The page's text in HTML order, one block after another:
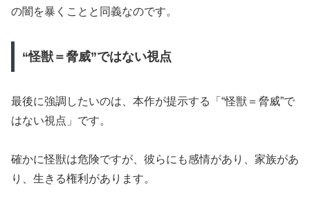
の闇を暴くことと同義なのです。
“怪獣＝脅威”ではない視点
最後に強調したいのは、本作が提示する「“怪獣＝脅威”で
はない視点」です。
確かに怪獣は危険ですが、彼らにも感情があり、家族があ
り、生きる権利があります。